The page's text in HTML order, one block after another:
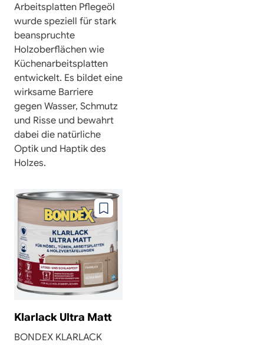
Arbeitsplatten Pflegeöl
wurde speziell für stark
beanspruchte
Holzoberflächen wie
Küchenarbeitsplatten
entwickelt. Es bildet eine
wirksame Barriere
gegen Wasser, Schmutz
und Risse und bewahrt
dabei die natürliche
Optik und Haptik des
Holzes.
Zu
wunschzettel
hinzufügen
Klarlack Ultra Matt
BONDEX KLARLACK